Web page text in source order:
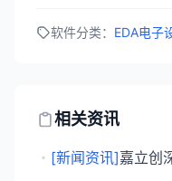
软件分类： EDA电子
相关资讯
・ [新闻资讯]嘉立创